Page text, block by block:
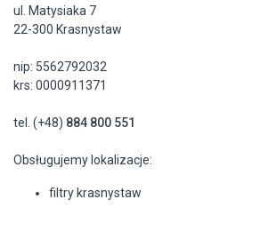
ul. Matysiaka 7
22-300 Krasnystaw
nip: 5562792032
krs: 0000911371
tel. (+48) 884 800 551
Obsługujemy lokalizacje:
filtry krasnystaw